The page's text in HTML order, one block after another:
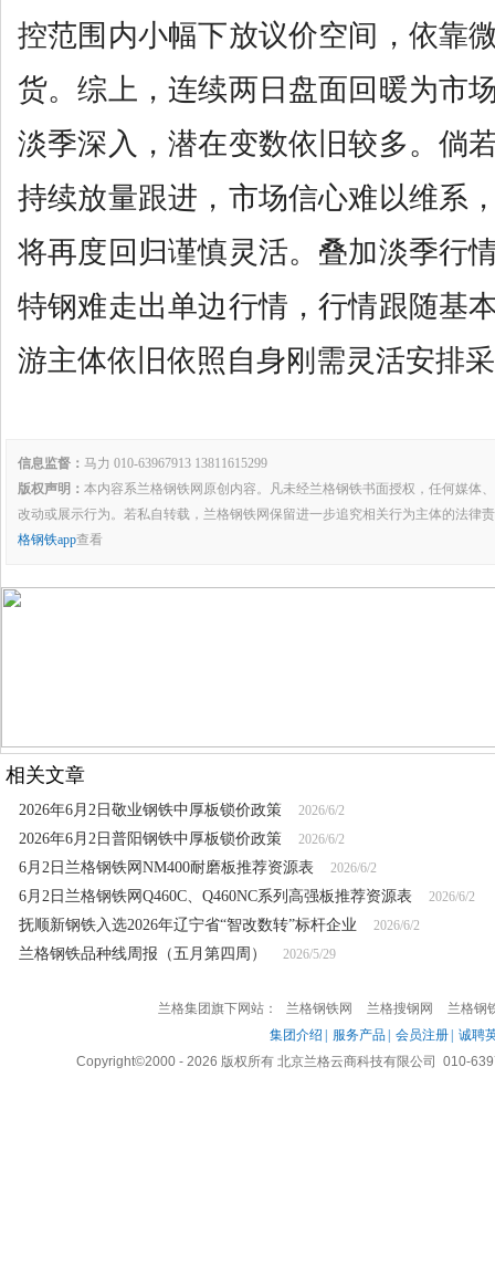
控范围内小幅下放议价空间，依靠
货。综上，连续两日盘面回暖为市
淡季深入，潜在变数依旧较多。倘
持续放量跟进，市场信心难以维系
将再度回归谨慎灵活。叠加淡季行
特钢难走出单边行情，行情跟随基
游主体依旧依照自身刚需灵活安排
信息监督： 马力 010-63967913 13811615299
版权声明： 本内容系兰格钢铁网原创内容。凡未经兰格钢铁书面授权，任何媒体
改动或展示行为。若私自转载，兰格钢铁网保留进一步追究相关行为主体的法律
格钢铁app查看
相关文章
2026年6月2日敬业钢铁中厚板锁价政策 2026/6/2
2026年6月2日普阳钢铁中厚板锁价政策 2026/6/2
6月2日兰格钢铁网NM400耐磨板推荐资源表 2026/6/2
6月2日兰格钢铁网Q460C、Q460NC系列高强板推荐资源表 2026/6/2
抚顺新钢铁入选2026年辽宁省“智改数转”标杆企业 2026/6/2
兰格钢铁品种线周报（五月第四周） 2026/5/29